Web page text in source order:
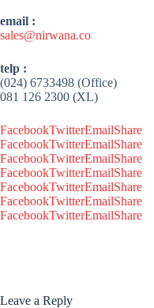
email :
sales@nirwana.co
telp :
(024) 6733498 (Office)
081 126 2300 (XL)
FacebookTwitterEmailShare
FacebookTwitterEmailShare
FacebookTwitterEmailShare
FacebookTwitterEmailShare
FacebookTwitterEmailShare
FacebookTwitterEmailShare
FacebookTwitterEmailShare
Leave a Reply